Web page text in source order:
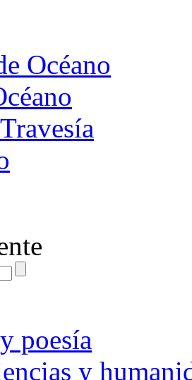
Océano
poesía
y